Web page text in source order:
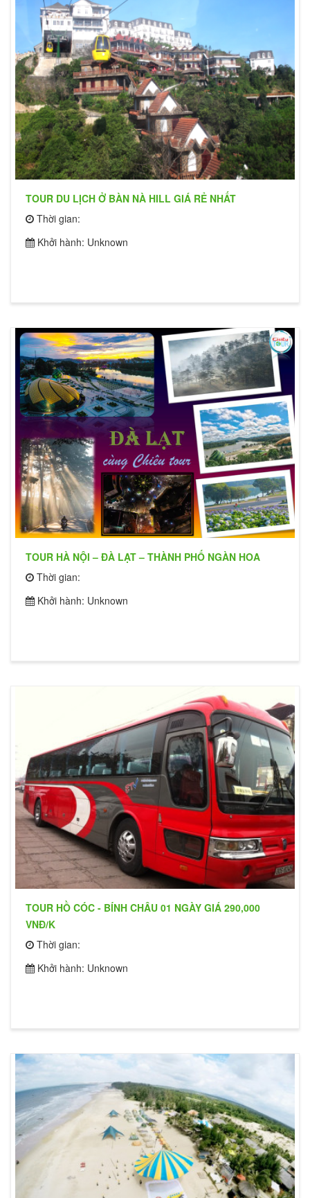
TOUR DU LỊCH Ở BÀN NÀ HILL GIÁ RẺ NHẤT
Thời gian:
Khởi hành: Unknown
TOUR HÀ NỘI – ĐÀ LẠT – THÀNH PHỐ NGÀN HOA
Thời gian:
Khởi hành: Unknown
TOUR HỒ CÓC - BÍNH CHÂU 01 NGÀY GIÁ 290,000
VNĐ/K
Thời gian:
Khởi hành: Unknown